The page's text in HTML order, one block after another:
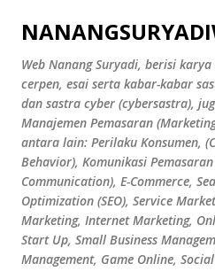
Skip to main
Web Nanang Suryadi, berisi
cerpen, esai serta kabar-kabar
dan sastra cyber (cybersastra),
Manajemen Pemasaran
antara lain: Perilaku Konsumen,
Behavior), Komunikasi
Communication), E-Commerce,
Optimization (SEO), Service
Marketing, Internet Marketing,
Start Up, Small Business
Management, Game Online,